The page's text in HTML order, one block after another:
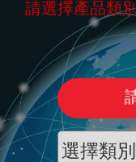
請選擇產品類